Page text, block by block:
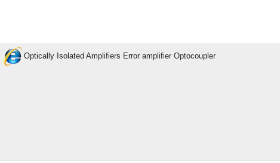
Optically Isolated Amplifiers Error amplifier Optocoupler